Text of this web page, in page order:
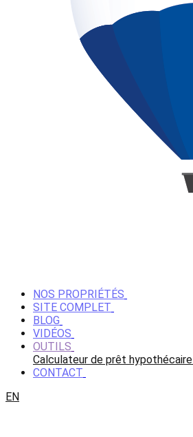
NOS PROPRIÉTÉS
SITE COMPLET
BLOG
VIDÉOS
OUTILS
Calculateur de prêt hypothécaire
CONTACT
EN